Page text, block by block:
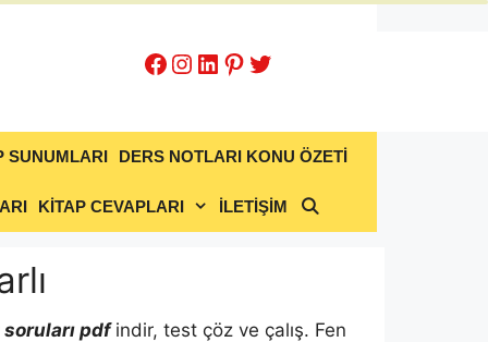
Facebook
Instagram
LinkedIn
Pinterest
Twitter
SUNUMLARI DERS NOTLARI KONU ÖZETİ
KİTAP CEVAPLARI İLETİŞİM
soruları pdf indir, test çöz ve çalış. Fen